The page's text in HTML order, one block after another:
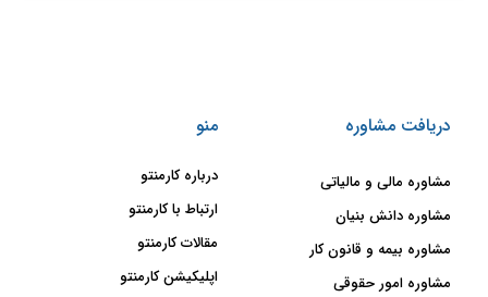
دریافت مشاوره
مشاوره مالی و مالیاتی
مشاوره دانش بنیان
مشاوره بیمه و قانون کار
مشاوره امور حقوقی
منو
درباره کارمنتو
ارتباط با کارمنتو
مقالات کارمنتو
اپلیکیشن کارمنتو